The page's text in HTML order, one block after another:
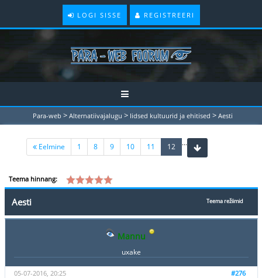
LOGI SISSE REGISTREERI
Para-web > Alternatiivajalugu > Iidsed kultuurid ja ehitised > Aesti
Eelmine 1 ...
8 9 10 11 12 (current)
Teema hinnang:
Teema režiimid
Aesti
Mannu
uxake
#276
05-07-2016, 20:25